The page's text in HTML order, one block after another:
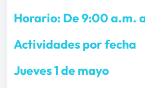
Actividades por fecha
Jueves 1 de mayo